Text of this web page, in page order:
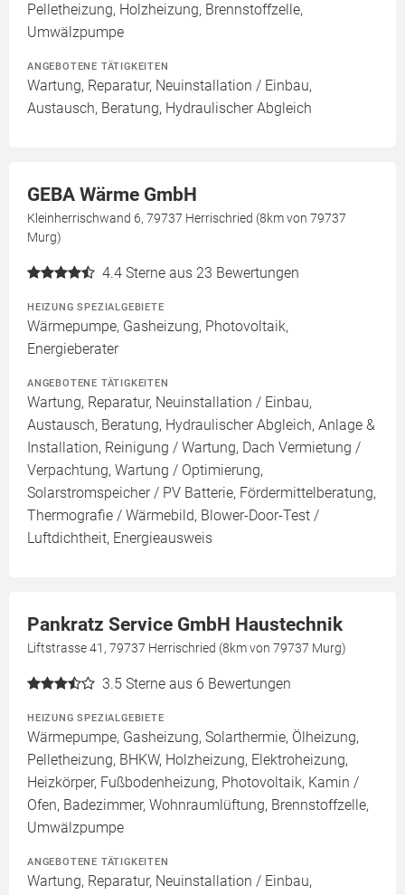
Pelletheizung, Holzheizung, Brennstoffzelle,
Umwälzpumpe
ANGEBOTENE TÄTIGKEITEN
Wartung, Reparatur, Neuinstallation / Einbau,
Austausch, Beratung, Hydraulischer Abgleich
GEBA Wärme GmbH
Kleinherrischwand 6, 79737 Herrischried (8km von 79737
Murg)
4.4 Sterne aus 23 Bewertungen
HEIZUNG SPEZIALGEBIETE
Wärmepumpe, Gasheizung, Photovoltaik,
Energieberater
ANGEBOTENE TÄTIGKEITEN
Wartung, Reparatur, Neuinstallation / Einbau,
Austausch, Beratung, Hydraulischer Abgleich, Anlage &
Installation, Reinigung / Wartung, Dach Vermietung /
Verpachtung, Wartung / Optimierung,
Solarstromspeicher / PV Batterie, Fördermittelberatung,
Thermografie / Wärmebild, Blower-Door-Test /
Luftdichtheit, Energieausweis
Pankratz Service GmbH Haustechnik
Liftstrasse 41, 79737 Herrischried (8km von 79737 Murg)
3.5 Sterne aus 6 Bewertungen
HEIZUNG SPEZIALGEBIETE
Wärmepumpe, Gasheizung, Solarthermie, Ölheizung,
Pelletheizung, BHKW, Holzheizung, Elektroheizung,
Heizkörper, Fußbodenheizung, Photovoltaik, Kamin /
Ofen, Badezimmer, Wohnraumlüftung, Brennstoffzelle,
Umwälzpumpe
ANGEBOTENE TÄTIGKEITEN
Wartung, Reparatur, Neuinstallation / Einbau,